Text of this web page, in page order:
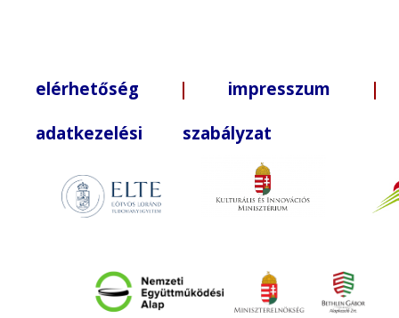
elérhetőség | impresszum |
adatkezelési szabályzat